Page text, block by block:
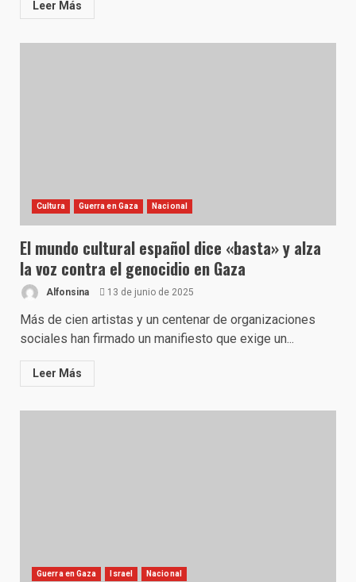
Leer Más
Cultura Guerra en Gaza Nacional
El mundo cultural español dice «basta» y alza
la voz contra el genocidio en Gaza
Alfonsina 13 de junio de 2025
Más de cien artistas y un centenar de organizaciones
sociales han firmado un manifiesto que exige un...
Leer Más
Guerra en Gaza Israel Nacional